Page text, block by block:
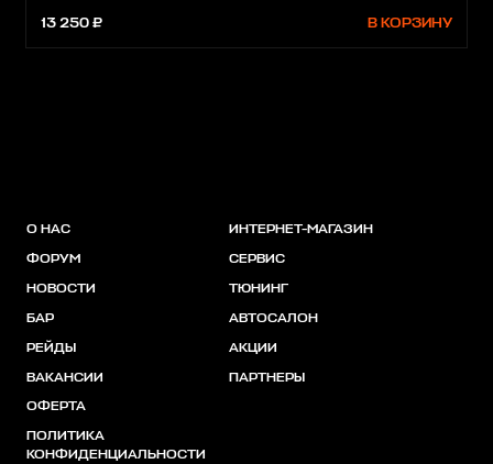
13 250 ₽ В КОРЗИНУ
О НАС
ФОРУМ
НОВОСТИ
БАР
РЕЙДЫ
ВАКАНСИИ
ОФЕРТА
ПОЛИТИКА
КОНФИДЕНЦИАЛЬНОСТИ
ИНТЕРНЕТ-МАГАЗИН
СЕРВИС
ТЮНИНГ
АВТОСАЛОН
АКЦИИ
ПАРТНЕРЫ